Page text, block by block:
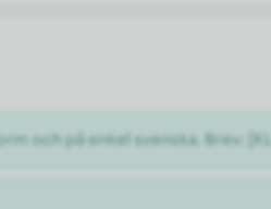
och på enkel svenska. Brev: